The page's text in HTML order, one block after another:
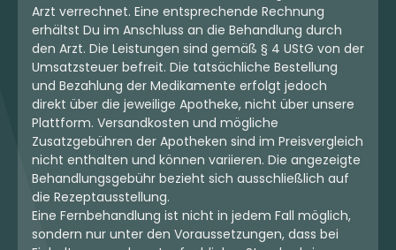
Arzt verrechnet. Eine entsprechende Rechnung
erhältst Du im Anschluss an die Behandlung durch
den Arzt. Die Leistungen sind gemäß § 4 UStG von der
Umsatzsteuer befreit. Die tatsächliche Bestellung
und Bezahlung der Medikamente erfolgt jedoch
direkt über die jeweilige Apotheke, nicht über unsere
Plattform. Versandkosten und mögliche
Zusatzgebühren der Apotheken sind im Preisvergleich
nicht enthalten und können variieren. Die angezeigte
Behandlungsgebühr bezieht sich ausschließlich auf
die Rezeptausstellung.
Eine Fernbehandlung ist nicht in jedem Fall möglich,
sondern nur unter den Voraussetzungen, dass bei